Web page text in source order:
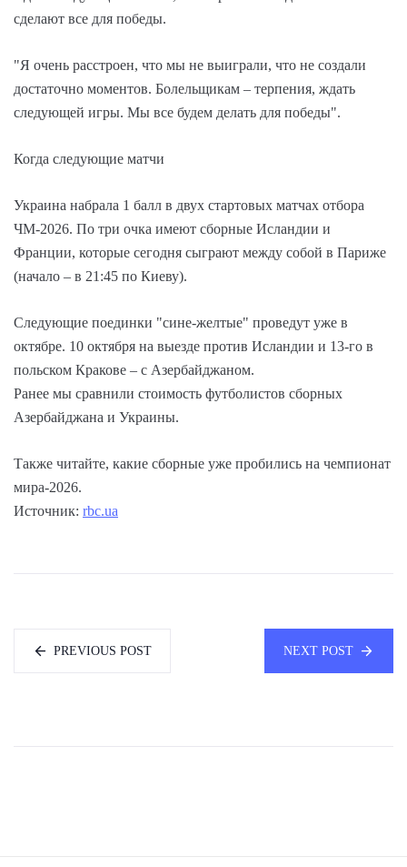
сделают все для победы.
"Я очень расстроен, что мы не выиграли, что не создали
достаточно моментов. Болельщикам – терпения, ждать
следующей игры. Мы все будем делать для победы".
Когда следующие матчи
Украина набрала 1 балл в двух стартовых матчах отбора
ЧМ-2026. По три очка имеют сборные Исландии и
Франции, которые сегодня сыграют между собой в Париже
(начало – в 21:45 по Киеву).
Следующие поединки "сине-желтые" проведут уже в
октябре. 10 октября на выезде против Исландии и 13-го в
польском Кракове – с Азербайджаном.
Ранее мы сравнили стоимость футболистов сборных
Азербайджана и Украины.
Также читайте, какие сборные уже пробились на чемпионат
мира-2026.
Источник: rbc.ua
PREVIOUS POST NEXT POST